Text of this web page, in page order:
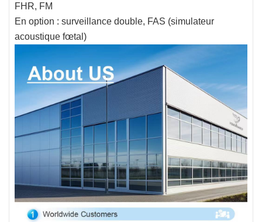
FHR, FM
En option : surveillance double, FAS (simulateur
acoustique fœtal)